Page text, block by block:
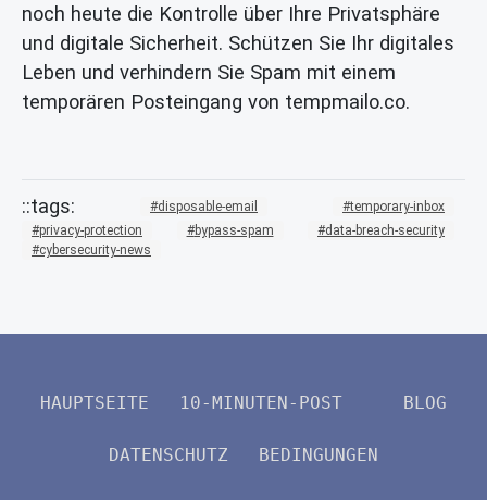
noch heute die Kontrolle über Ihre Privatsphäre
und digitale Sicherheit. Schützen Sie Ihr digitales
Leben und verhindern Sie Spam mit einem
temporären Posteingang von tempmailo.co.
disposable-email
temporary-inbox
privacy-protection
bypass-spam
data-breach-security
cybersecurity-news
HAUPTSEITE 10-MINUTEN-POST BLOG
DATENSCHUTZ BEDINGUNGEN